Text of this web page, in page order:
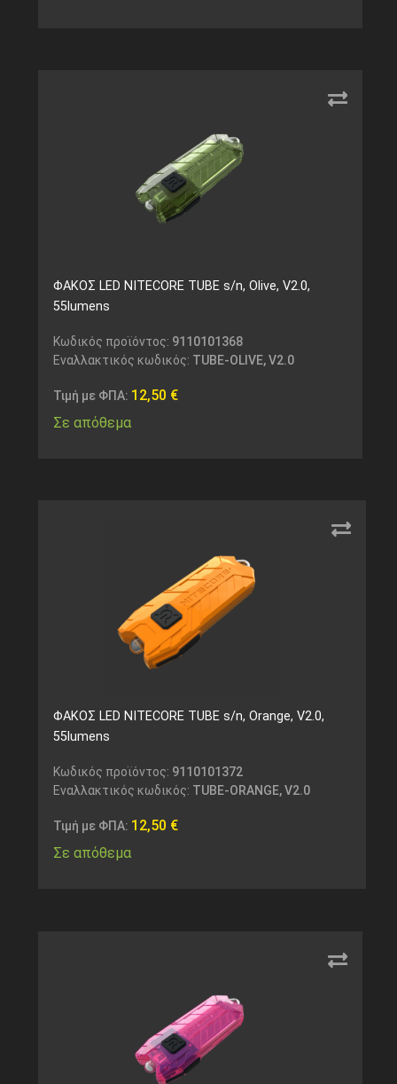
ΦΑΚΟΣ LED NITECORE TUBE s/n, Olive, V2.0,
55lumens
Κωδικός προϊόντος: 9110101368
Εναλλακτικός κωδικός: TUBE-OLIVE, V2.0
Τιμή με ΦΠΑ: 12,50 €
Σε απόθεμα
ΦΑΚΟΣ LED NITECORE TUBE s/n, Orange, V2.0,
55lumens
Κωδικός προϊόντος: 9110101372
Εναλλακτικός κωδικός: TUBE-ORANGE, V2.0
Τιμή με ΦΠΑ: 12,50 €
Σε απόθεμα